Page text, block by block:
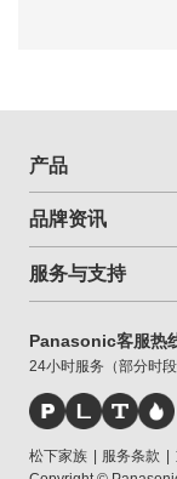
产品
品牌资讯
服务与支持
Panasonic客服热
24小时服务（部分时
松下家族 | 服务条款 |